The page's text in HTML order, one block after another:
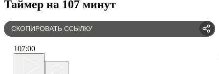
Таймер на 107 минут
СКОПИРОВАТЬ ССЫЛКУ
107:00